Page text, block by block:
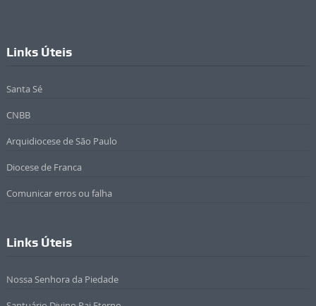
Links Úteis
Santa Sé
CNBB
Arquidiocese de São Paulo
Diocese de Franca
Comunicar erros ou falha
Links Úteis
Nossa Senhora da Piedade